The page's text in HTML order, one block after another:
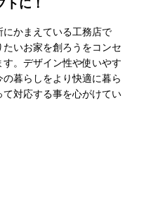
に！
かまえている工務店で
いお家を創ろうをコンセ
。デザイン性や使いやす
暮らしをより快適に暮ら
対応する事を心がけてい